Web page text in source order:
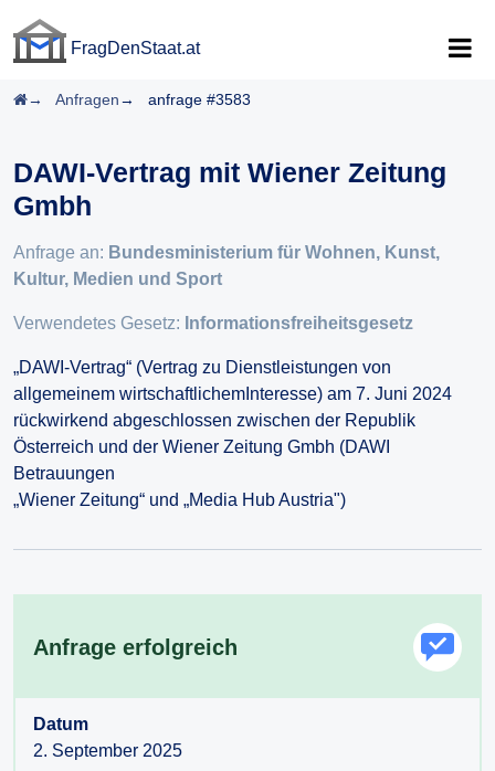
FragDenStaat.at
Startseite
Anfragen anfrage #3583
DAWI-Vertrag mit Wiener Zeitung
Gmbh
Anfrage an: Bundesministerium für Wohnen, Kunst,
Kultur, Medien und Sport
Verwendetes Gesetz: Informationsfreiheitsgesetz
„DAWI-Vertrag“ (Vertrag zu Dienstleistungen von
allgemeinem wirtschaftlichemInteresse) am 7. Juni 2024
rückwirkend abgeschlossen zwischen der Republik
Österreich und der Wiener Zeitung Gmbh (DAWI
Betrauungen
„Wiener Zeitung“ und „Media Hub Austria")
Anfrage erfolgreich
Datum
2. September 2025